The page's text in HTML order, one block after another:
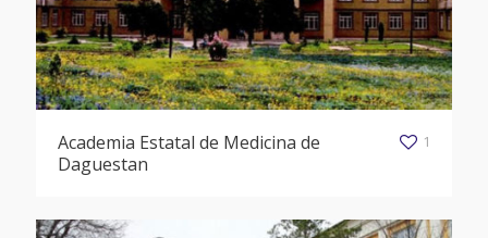
Academia Estatal de Medicina de
Daguestan
1